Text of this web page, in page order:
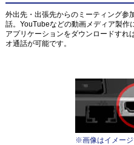
外出先・出張先からのミーティング参
話。YouTubeなどの動画メディア製
アプリケーションをダウンロードすれ
オ通話が可能です。
※画像はイメー